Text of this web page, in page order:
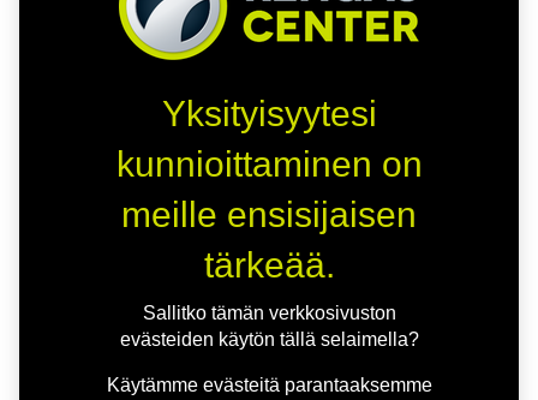
Yksityisyytesi
kunnioittaminen on
meille ensisijaisen
tärkeää.
Sallitko tämän verkkosivuston
evästeiden käytön tällä selaimella?
Käytämme evästeitä parantaaksemme